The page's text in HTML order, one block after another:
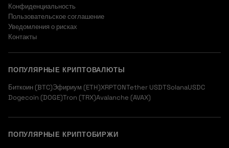
Конфиденциальность
Пользовательское соглашение
Уведомления о рисках
Контакты
ПОПУЛЯРНЫЕ КРИПТОВАЛЮТЫ
Биткоин (BTC)Эфириум (ETH)XRPTONTether USDTSolanaUSDC
Dogecoin (DOGE)Tron (TRX)Avalanche (AVAX)
ПОПУЛЯРНЫЕ КРИПТОБИРЖИ